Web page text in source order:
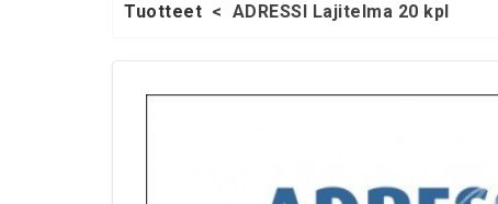
Tuotteet < ADRESSI Lajitelma 20 kpl